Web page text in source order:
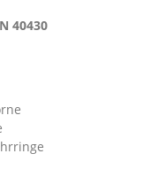
40430